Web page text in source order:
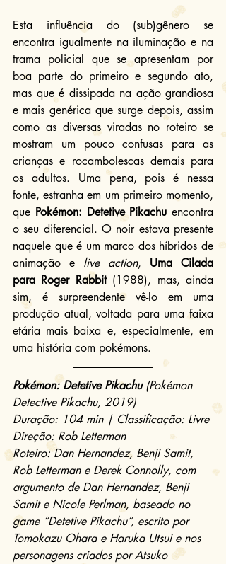
Esta influência do (sub)gênero se
encontra igualmente na iluminação e na
trama policial que se apresentam por
boa parte do primeiro e segundo ato,
mas que é dissipada na ação grandiosa
e mais genérica que surge depois, assim
como as diversas viradas no roteiro se
mostram um pouco confusas para as
crianças e rocambolescas demais para
os adultos. Uma pena, pois é nessa
fonte, estranha em um primeiro momento,
que Pokémon: Detetive Pikachu encontra
o seu diferencial. O noir estava presente
naquele que é um marco dos híbridos de
animação e live action, Uma Cilada
para Roger Rabbit (1988), mas, ainda
sim, é surpreendente vê-lo em uma
produção atual, voltada para uma faixa
etária mais baixa e, especialmente, em
uma história com pokémons.
Pokémon: Detetive Pikachu (Pokémon
Detective Pikachu, 2019)
Duração: 104 min | Classificação: Livre
Direção: Rob Letterman
Roteiro: Dan Hernandez, Benji Samit,
Rob Letterman e Derek Connolly, com
argumento de Dan Hernandez, Benji
Samit e Nicole Perlman, baseado no
game “Detetive Pikachu”, escrito por
Tomokazu Ohara e Haruka Utsui e nos
personagens criados por Atsuko